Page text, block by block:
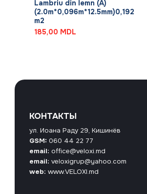
Lambriu din lemn (A)
(2.0m*0,096m*12.5mm)0,192
m2
185,00 MDL
КОНТАКТЫ
ул. Иоана Раду 29, Кишинёв
GSM: 060 44 22 77
email: office@veloxi.md
email: veloxigrup@yahoo.com
web: www.VELOXI.md